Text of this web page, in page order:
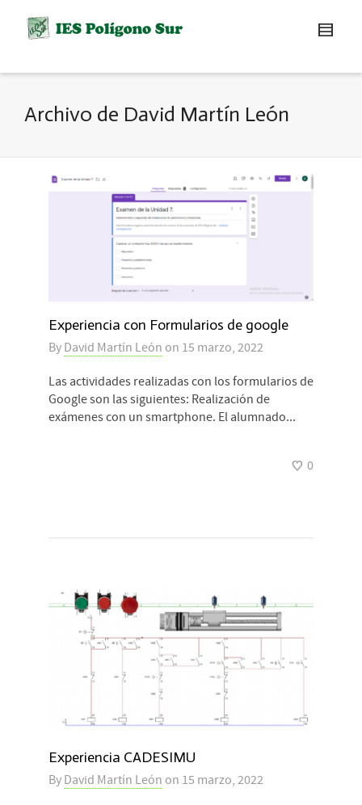
Archivo de David Martín León
Experiencia con Formularios de google
By David Martín León on 15 marzo, 2022
Las actividades realizadas con los formularios de
Google son las siguientes: Realización de
exámenes con un smartphone. El alumnado...
0
Experiencia CADESIMU
By David Martín León on 15 marzo, 2022